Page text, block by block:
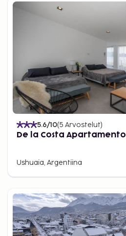
5.6/10(5 Arvostelut)
De la Costa Apartamento
Ushuaia, Argentiina